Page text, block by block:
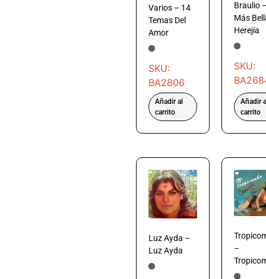
Varios – 14
Temas Del
Amor
SKU:
BA2806
Añadir al
carrito
Braulio
Más
Herejía
SKU:
Añadir
carrito
Luz Ayda –
Luz Ayda
–